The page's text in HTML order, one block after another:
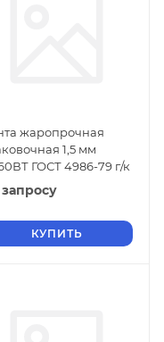
жаропрочная
1,5 мм
ГОСТ 4986-79 г/к
КУПИТЬ